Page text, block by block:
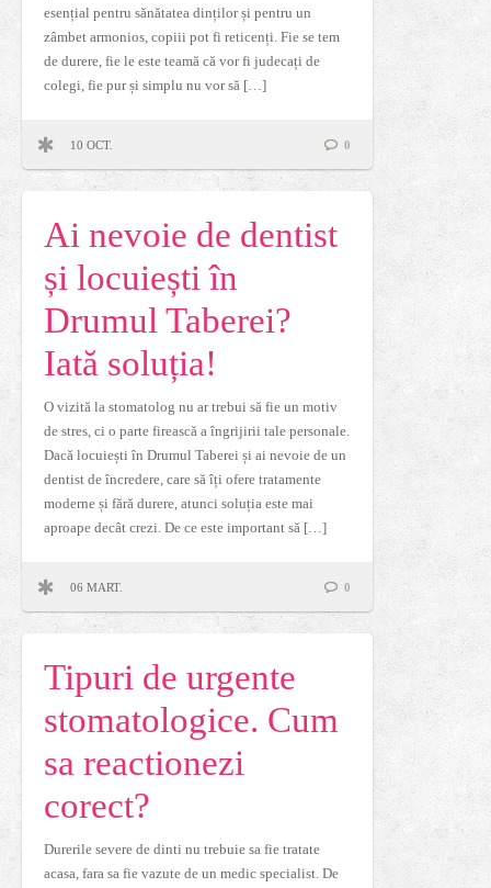
esențial pentru sănătatea dinților și pentru un
zâmbet armonios, copiii pot fi reticenți. Fie se tem
de durere, fie le este teamă că vor fi judecați de
colegi, fie pur și simplu nu vor să […]
10 OCT. 0
Ai nevoie de dentist
și locuiești în
Drumul Taberei?
Iată soluția!
O vizită la stomatolog nu ar trebui să fie un motiv
de stres, ci o parte firească a îngrijirii tale personale.
Dacă locuiești în Drumul Taberei și ai nevoie de un
dentist de încredere, care să îți ofere tratamente
moderne și fără durere, atunci soluția este mai
aproape decât crezi. De ce este important să […]
06 MART. 0
Tipuri de urgente
stomatologice. Cum
sa reactionezi
corect?
Durerile severe de dinti nu trebuie sa fie tratate
acasa, fara sa fie vazute de un medic specialist. De